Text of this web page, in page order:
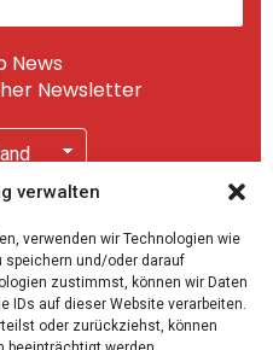
verwalten
verwenden wir Technologien wie
speichern und/oder darauf
zustimmst, können wir Daten
IDs auf dieser Website verarbeiten.
oder zurückziehst, können
News
Newsletter
Du unsere
.